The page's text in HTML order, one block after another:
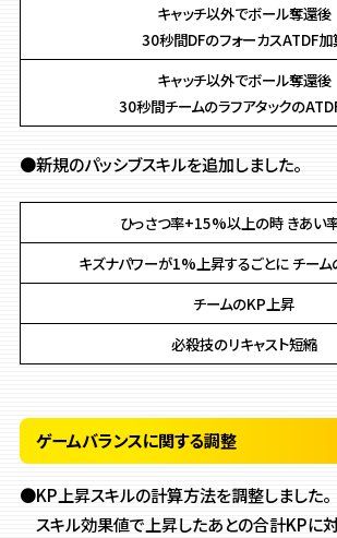
キャッチ以外でボール奪還後
30秒間DFのフォーカスATDF加
キャッチ以外でボール奪還後
30秒間チームのラフアタックの
●新規のパッシブスキルを追加しました。
ひっさつ率+15%以上の時 きあい
キズナパワーが1%上昇するごとに チー
チームのKP上昇
必殺技のリキャスト短縮
ゲームバランスに関する調整
●KP上昇スキルの計算方法を調整しました。
スキル効果値で上昇したあとの合計KPに対